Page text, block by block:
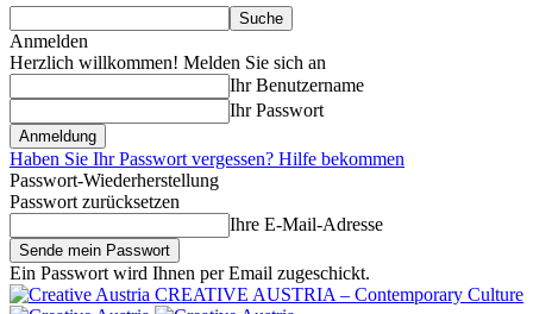
Anmelden
Herzlich willkommen! Melden Sie sich an
Ihr Benutzername
Ihr Passwort
Haben Sie Ihr Passwort vergessen? Hilfe bekommen
Passwort-Wiederherstellung
Passwort zurücksetzen
Ihre E-Mail-Adresse
Ein Passwort wird Ihnen per Email zugeschickt.
CREATIVE AUSTRIA – Contemporary Culture